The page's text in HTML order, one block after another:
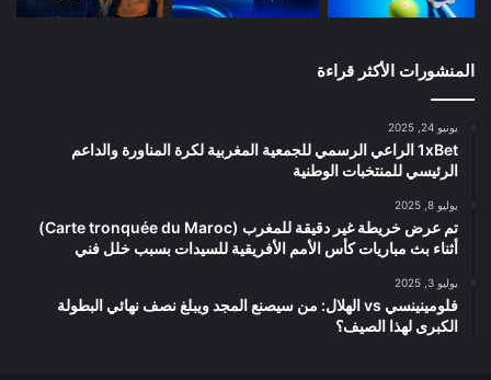
المنشورات الأكثر قراءة
يونيو 24, 2025
1xBet الراعي الرسمي للجمعية المغربية لكرة المناورة والداعم
الرئيسي للمنتخبات الوطنية
يوليو 8, 2025
تم عرض خريطة غير دقيقة للمغرب (Carte tronquée du Maroc)
أثناء بث مباريات كأس الأمم الأفريقية للسيدات بسبب خلل فني
يوليو 3, 2025
فلومينينسي vs الهلال: من سيصنع المجد ويبلغ نصف نهائي البطولة
الكبرى لهذا الصيف؟